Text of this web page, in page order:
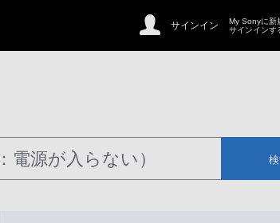
サインイン
My Sonyに新
サインインす